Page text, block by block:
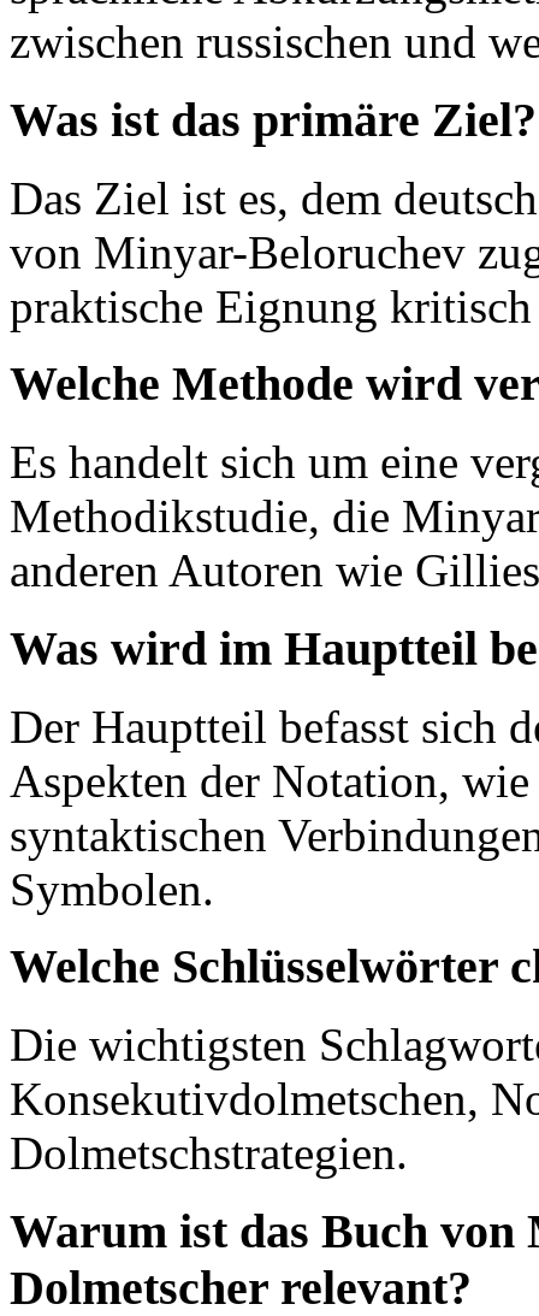
zwischen russischen und
Was ist das primäre Ziel?
Das Ziel ist es, dem
von Minyar-Beloruchev
praktische Eignung
Welche Methode wird
Es handelt sich um eine
Methodikstudie, die
anderen Autoren wie
Was wird im Hauptteil
Der Hauptteil befasst sich
Aspekten der Notation,
syntaktischen
Symbolen.
Welche Schlüsselwörter
Die wichtigsten
Konsekutivdolmetschen,
Dolmetschstrategien.
Warum ist das Buch
Dolmetscher relevant?